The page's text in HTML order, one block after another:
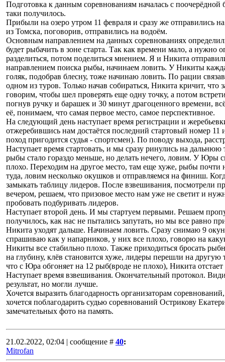
Подготовка к данным соревнованиям началась с
таки получилось.
Прибыли на озеро утром 11 февраля и сразу же отправились
из Томска, поговорив, отправились на водоём.
Основным направлением на данных соревнованиях
будет рыбачить в зоне старта. Так как времени мало, а нужно
разделиться, потом поделиться мнением. Я и Никита
направлением поиска рыбы, начинаем ловить. У Никиты
голяк, подобрав блесну, тоже начинаю ловить. По рации
одном из туров. Только начав собираться, Никита кричит,
говорим, чтобы шел проверять еще одну точку, а потом
погнув ручку и барашек и 30 минут драгоценного времени,
её, понимаем, что самая первое место, самое перспективное.
На следующий день наступает время регистрации и
отжеребившись нам достаётся последний стартовый номер 11
поход пригодится судья - спортсмен). По поводу выхода,
Наступает время стартовать, и мы сразу ринулись на
рыбы стало гораздо меньше, но делать нечего, ловим. У Юры
плохо. Переходим на другое место, там еще хуже, рыбы почти
туда, ловим несколько окушков и отправляемся на финиш.
замыкать таблицу лидеров. После взвешивания, посмотрели
вечером, решаем, что призовое место нам уже не светит и
пробовать подбуривать лидеров.
Наступает второй день. И мы стартуем первыми. Решаем
получилось, как нас не пытались запутать, но мы все равно
Никита уходят дальше. Начинаем ловить. Сразу снимаю 9
спрашиваю как у напарников, у них все плохо, говорю на
Никиты все стабильно плохо. Также приходиться бросать
на глубину, клёв становится хуже, лидеры перешли на
что с Юра обгоняет на 12 рыб(вроде не плохо), Никита
Наступает время взвешивания. Окончательный протокол.
результат, но могли лучше.
Хочется выразить благодарность организаторам
хочется поблагодарить судью соревнований Острикову
замечательных фото на память.
21.02.2022, 02:04 | сообщение # 40:
Mitrofan